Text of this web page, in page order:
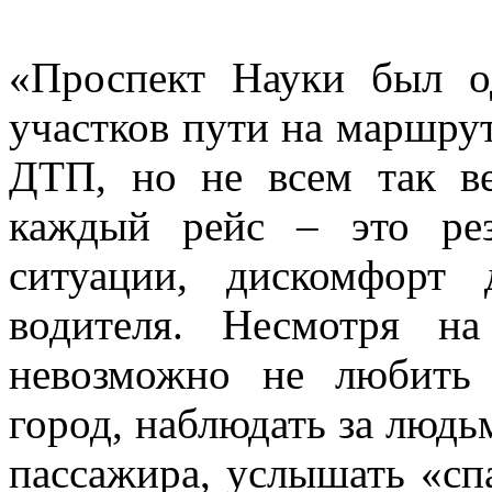
«Проспект Науки был
участков пути на
ДТП, но не всем так
каждый рейс – это
ситуации, дискомфорт
водителя. Несмотря
невозможно не любить
город, наблюдать за
пассажира, услышать